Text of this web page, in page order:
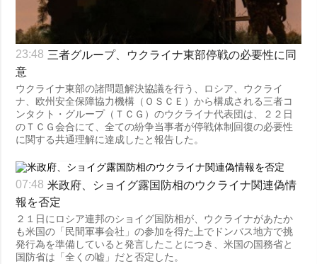
23:48 三者グループ、ウクライナ東部停戦の必要性に同
意
ウクライナ東部の諸問題解決協議を行う、ロシア、ウクライ
ナ、欧州安全保障協力機構（ＯＳＣＥ）から構成される三者コ
ンタクト・グループ（ＴＣＧ）のウクライナ代表団は、２２日
のＴＣＧ会合にて、全ての紛争当事者が停戦体制回復の必要性
に関する共通理解に達成したと報告した。
07:48 米政府、ショイグ露国防相のウクライナ関連偽情
報を否定
２１日にロシア連邦のショイグ国防相が、ウクライナがあたか
も米国の「民間軍事会社」の参加を得た上でドンバス地方で挑
発行為を準備していると発言したことにつき、米国の国務省と
国防省は「全くの嘘」だと否定した。